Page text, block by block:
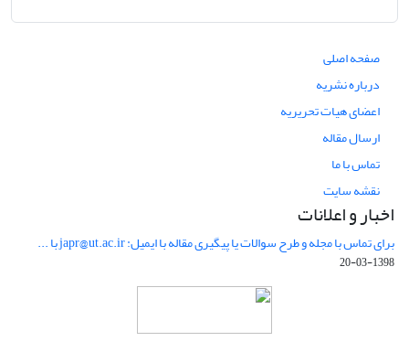
صفحه اصلی
درباره نشریه
اعضای هیات تحریریه
ارسال مقاله
تماس با ما
نقشه سایت
اخبار و اعلانات
برای تماس با مجله و طرح سوالات یا پیگیری مقاله با ایمیل: japr@ut.ac.ir با ...
1398-03-20